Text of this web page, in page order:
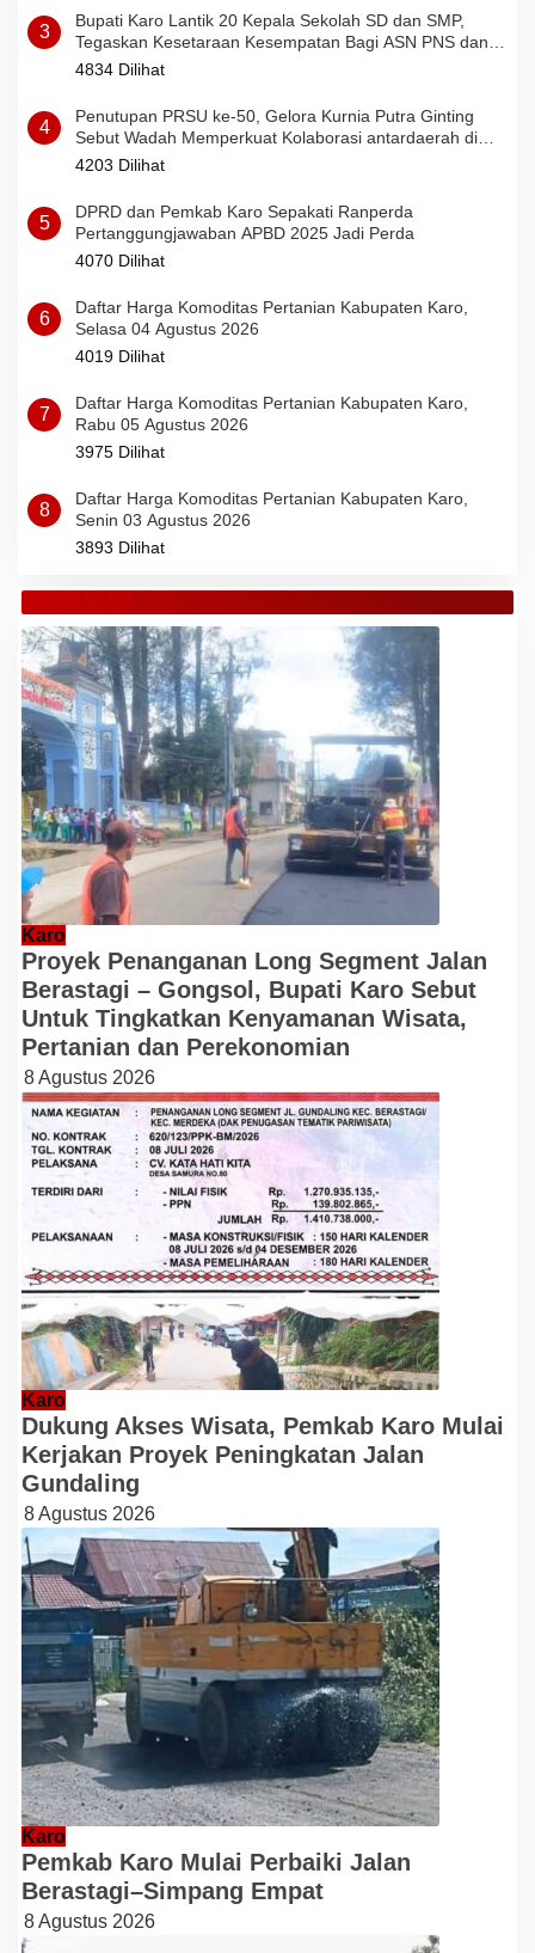
3
Bupati Karo Lantik 20 Kepala Sekolah SD dan SMP,
Tegaskan Kesetaraan Kesempatan Bagi ASN PNS dan
PPPK
4834 Dilihat
4
Penutupan PRSU ke-50, Gelora Kurnia Putra Ginting
Sebut Wadah Memperkuat Kolaborasi antardaerah di
Sumut
4203 Dilihat
5
DPRD dan Pemkab Karo Sepakati Ranperda
Pertanggungjawaban APBD 2025 Jadi Perda
4070 Dilihat
6
Daftar Harga Komoditas Pertanian Kabupaten Karo,
Selasa 04 Agustus 2026
4019 Dilihat
7
Daftar Harga Komoditas Pertanian Kabupaten Karo,
Rabu 05 Agustus 2026
3975 Dilihat
8
Daftar Harga Komoditas Pertanian Kabupaten Karo,
Senin 03 Agustus 2026
3893 Dilihat
TANAH KARO
Karo
Proyek Penanganan Long Segment Jalan
Berastagi – Gongsol, Bupati Karo Sebut
Untuk Tingkatkan Kenyamanan Wisata,
Pertanian dan Perekonomian
8 Agustus 2026
Karo
Dukung Akses Wisata, Pemkab Karo Mulai
Kerjakan Proyek Peningkatan Jalan
Gundaling
8 Agustus 2026
Karo
Pemkab Karo Mulai Perbaiki Jalan
Berastagi–Simpang Empat
8 Agustus 2026